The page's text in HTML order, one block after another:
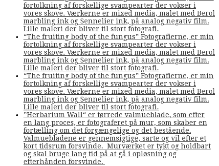
fortolkning af forskellige svampearter der vokser i
vores skove. Værkerne er mixed media, malet med Berol
marbling ink og Sennelier ink, på analog negativ film.
Lille maleri der bliver til stort fotografi.
“The fruiting body of the fungus” Fotografierne, er min
fortolkning af forskellige svampearter der vokser i
vores skove. Værkerne er mixed media, malet med Berol
marbling ink og Sennelier ink, på analog negativ film.
Lille maleri der bliver til stort fotografi.
“The fruiting body of the fungus” Fotografierne, er min
fortolkning af forskellige svampearter der vokser i
vores skove. Værkerne er mixed media, malet med Berol
marbling ink og Sennelier ink, på analog negativ film.
Lille maleri der bliver til stort fotografi.
”Herbarium Wall“ er tørrede valmueblade, som efter
en lang proces, er fotograferet på mur, som skaber en
fortælling om det forgængelige og det bestående.
Valmuebladene er gennemsigtige, sarte og vil efter et
kort tidsrum forsvinde. Murværket er tykt og holdbart
og skal bruge lang tid på at gå i opløsning og
efterhånden forsvinde.